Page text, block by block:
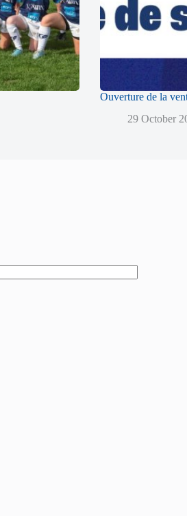
Ouverture de la
29 October